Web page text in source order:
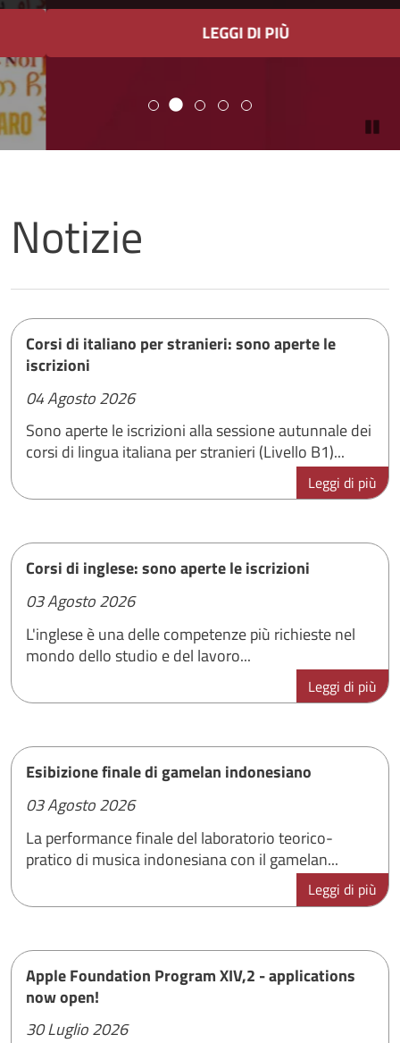
LEGGI DI PIÙ
Università degli studi di Napoli
Notizie
Corsi di italiano per stranieri: sono aperte le
iscrizioni
04 Agosto 2026
Sono aperte le iscrizioni alla sessione autunnale dei
corsi di lingua italiana per stranieri (Livello B1)...
Leggi di più
Corsi di inglese: sono aperte le iscrizioni
03 Agosto 2026
L'inglese è una delle competenze più richieste nel
mondo dello studio e del lavoro...
Leggi di più
Esibizione finale di gamelan indonesiano
03 Agosto 2026
La performance finale del laboratorio teorico-
pratico di musica indonesiana con il gamelan...
Leggi di più
Apple Foundation Program XIV,2 - applications
now open!
30 Luglio 2026